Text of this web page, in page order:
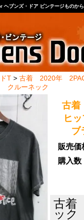
ブンズ・ドア ビンテージものか
T > 古着 2020年
ルーネック
古
ヒ
ブ
販売価
購入数
古
ッ